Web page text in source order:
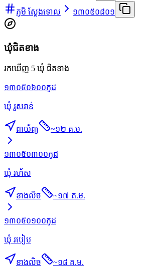
ភូមិ ស្លែងទោល
១៣០៥០៨០១
ឃុំជិតខាង
រកឃើញ 5 ឃុំ ជិតខាង
១៣០៥០៦០០កូដ
ឃុំ រួសរាន់
ពាយ័ព្យ ~១២ គ.ម.
១៣០៥០៣០០កូដ
ឃុំ រហ័ស
ខាងលិច ~១៧ គ.ម.
១៣០៥០១០០កូដ
ឃុំ របៀប
ខាងលិច ~១៨ គ.ម.